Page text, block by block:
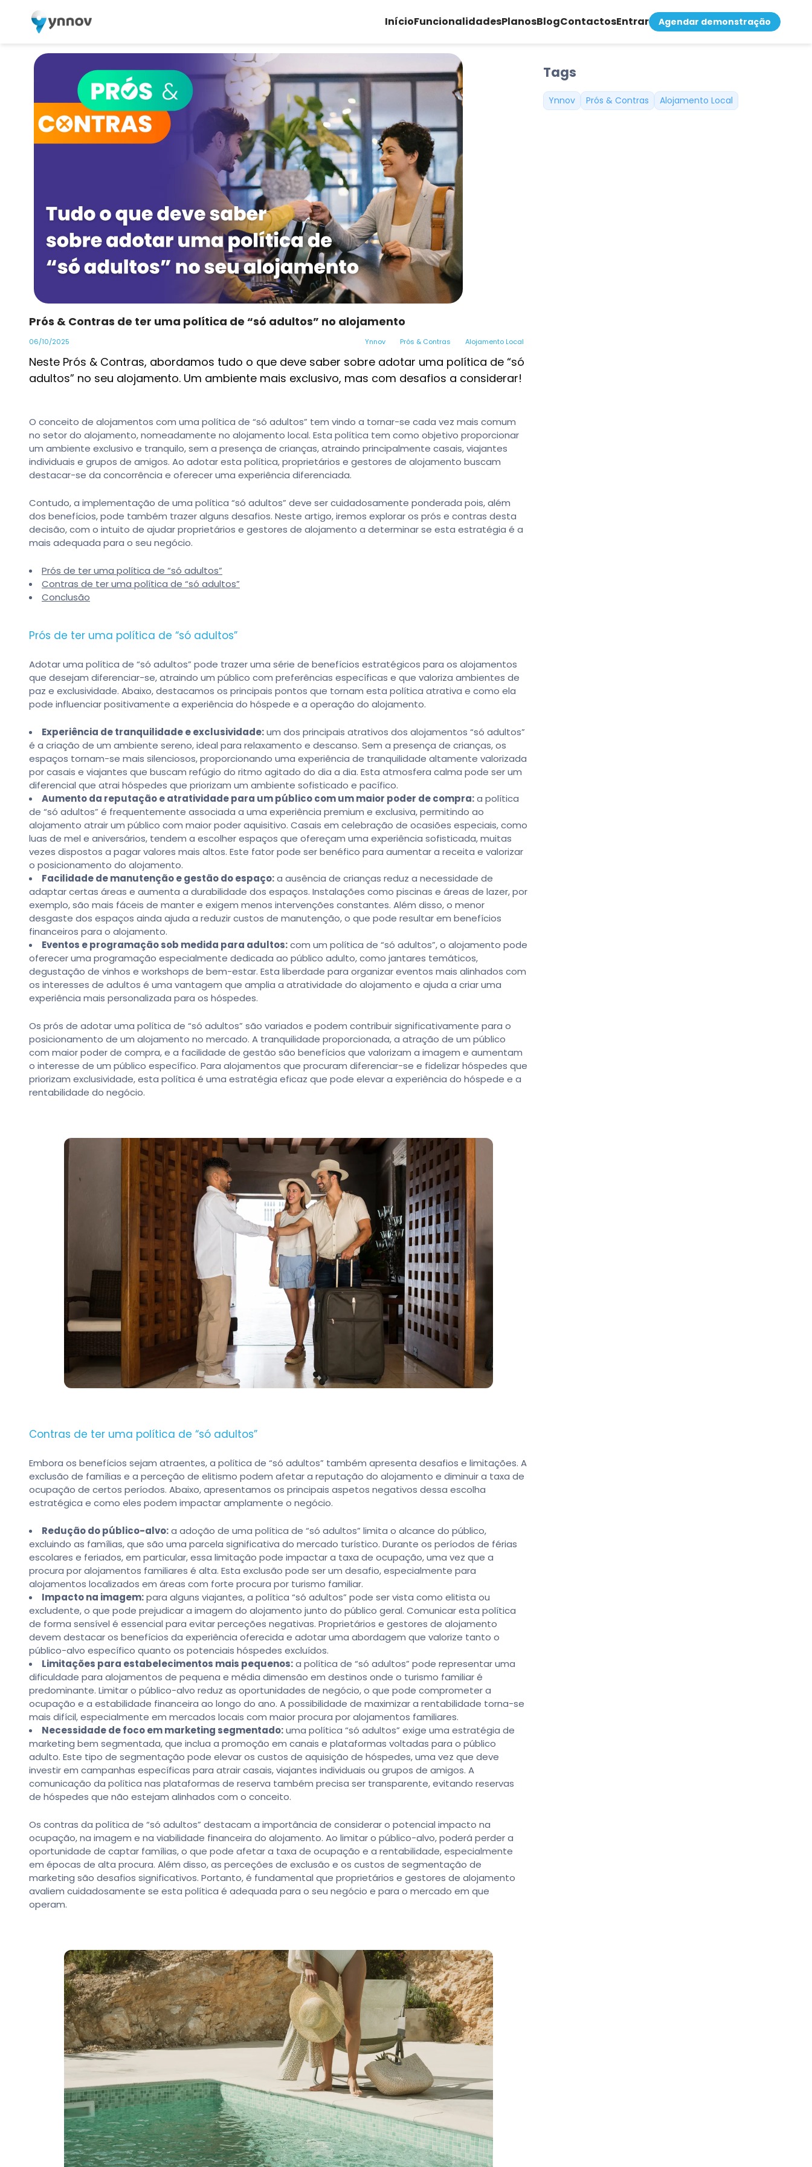
InícioFuncionalidadesPlanosBlogContactosEntrar Agendar demonstração
Prós & Contras de ter uma política de “só adultos” no alojamento
06/10/2025 Ynnov Prós & Contras Alojamento Local
Neste Prós & Contras, abordamos tudo o que deve saber sobre adotar uma política de “só
adultos” no seu alojamento. Um ambiente mais exclusivo, mas com desafios a considerar!
O conceito de alojamentos com uma política de “só adultos” tem vindo a tornar-se cada vez mais comum
no setor do alojamento, nomeadamente no alojamento local. Esta política tem como objetivo proporcionar
um ambiente exclusivo e tranquilo, sem a presença de crianças, atraindo principalmente casais, viajantes
individuais e grupos de amigos. Ao adotar esta política, proprietários e gestores de alojamento buscam
destacar-se da concorrência e oferecer uma experiência diferenciada.
Contudo, a implementação de uma política “só adultos” deve ser cuidadosamente ponderada pois, além
dos benefícios, pode também trazer alguns desafios. Neste artigo, iremos explorar os prós e contras desta
decisão, com o intuito de ajudar proprietários e gestores de alojamento a determinar se esta estratégia é a
mais adequada para o seu negócio.
Prós de ter uma política de “só adultos”
Contras de ter uma política de “só adultos”
Conclusão
Prós de ter uma política de “só adultos”
Adotar uma política de “só adultos” pode trazer uma série de benefícios estratégicos para os alojamentos
que desejam diferenciar-se, atraindo um público com preferências específicas e que valoriza ambientes de
paz e exclusividade. Abaixo, destacamos os principais pontos que tornam esta política atrativa e como ela
pode influenciar positivamente a experiência do hóspede e a operação do alojamento.
Experiência de tranquilidade e exclusividade:um dos principais atrativos dos alojamentos “só adultos”
é a criação de um ambiente sereno, ideal para relaxamento e descanso. Sem a presença de crianças, os
espaços tornam-se mais silenciosos, proporcionando uma experiência de tranquilidade altamente valorizada
por casais e viajantes que buscam refúgio do ritmo agitado do dia a dia. Esta atmosfera calma pode ser um
diferencial que atrai hóspedes que priorizam um ambiente sofisticado e pacífico.
Aumento da reputação e atratividade para um público com um maior poder de compra:a política
de “só adultos” é frequentemente associada a uma experiência premium e exclusiva, permitindo ao
alojamento atrair um público com maior poder aquisitivo. Casais em celebração de ocasiões especiais, como
luas de mel e aniversários, tendem a escolher espaços que ofereçam uma experiência sofisticada, muitas
vezes dispostos a pagar valores mais altos. Este fator pode ser benéfico para aumentar a receita e valorizar
o posicionamento do alojamento.
Facilidade de manutenção e gestão do espaço:a ausência de crianças reduz a necessidade de
adaptar certas áreas e aumenta a durabilidade dos espaços. Instalações como piscinas e áreas de lazer, por
exemplo, são mais fáceis de manter e exigem menos intervenções constantes. Além disso, o menor
desgaste dos espaços ainda ajuda a reduzir custos de manutenção, o que pode resultar em benefícios
financeiros para o alojamento.
Eventos e programação sob medida para adultos:com um política de “só adultos”, o alojamento pode
oferecer uma programação especialmente dedicada ao público adulto, como jantares temáticos,
degustação de vinhos e workshops de bem-estar. Esta liberdade para organizar eventos mais alinhados com
os interesses de adultos é uma vantagem que amplia a atratividade do alojamento e ajuda a criar uma
experiência mais personalizada para os hóspedes.
Os prós de adotar uma política de “só adultos” são variados e podem contribuir significativamente para o
posicionamento de um alojamento no mercado. A tranquilidade proporcionada, a atração de um público
com maior poder de compra, e a facilidade de gestão são benefícios que valorizam a imagem e aumentam
o interesse de um público específico. Para alojamentos que procuram diferenciar-se e fidelizar hóspedes que
priorizam exclusividade, esta política é uma estratégia eficaz que pode elevar a experiência do hóspede e a
rentabilidade do negócio.
Contras de ter uma política de “só adultos”
Embora os benefícios sejam atraentes, a política de “só adultos” também apresenta desafios e limitações. A
exclusão de famílias e a perceção de elitismo podem afetar a reputação do alojamento e diminuir a taxa de
ocupação de certos períodos. Abaixo, apresentamos os principais aspetos negativos dessa escolha
estratégica e como eles podem impactar amplamente o negócio.
Redução do público-alvo:a adoção de uma política de “só adultos” limita o alcance do público,
excluindo as famílias, que são uma parcela significativa do mercado turístico. Durante os períodos de férias
escolares e feriados, em particular, essa limitação pode impactar a taxa de ocupação, uma vez que a
procura por alojamentos familiares é alta. Esta exclusão pode ser um desafio, especialmente para
alojamentos localizados em áreas com forte procura por turismo familiar.
Impacto na imagem:para alguns viajantes, a política “só adultos” pode ser vista como elitista ou
excludente, o que pode prejudicar a imagem do alojamento junto do público geral. Comunicar esta política
de forma sensível é essencial para evitar perceções negativas. Proprietários e gestores de alojamento
devem destacar os benefícios da experiência oferecida e adotar uma abordagem que valorize tanto o
público-alvo específico quanto os potenciais hóspedes excluídos.
Limitações para estabelecimentos mais pequenos:a política de “só adultos” pode representar uma
dificuldade para alojamentos de pequena e média dimensão em destinos onde o turismo familiar é
predominante. Limitar o público-alvo reduz as oportunidades de negócio, o que pode comprometer a
ocupação e a estabilidade financeira ao longo do ano. A possibilidade de maximizar a rentabilidade torna-se
mais difícil, especialmente em mercados locais com maior procura por alojamentos familiares.
Necessidade de foco em marketing segmentado:uma política “só adultos” exige uma estratégia de
marketing bem segmentada, que inclua a promoção em canais e plataformas voltadas para o público
adulto. Este tipo de segmentação pode elevar os custos de aquisição de hóspedes, uma vez que deve
investir em campanhas específicas para atrair casais, viajantes individuais ou grupos de amigos. A
comunicação da política nas plataformas de reserva também precisa ser transparente, evitando reservas
de hóspedes que não estejam alinhados com o conceito.
Os contras da política de “só adultos” destacam a importância de considerar o potencial impacto na
ocupação, na imagem e na viabilidade financeira do alojamento. Ao limitar o público-alvo, poderá perder a
oportunidade de captar famílias, o que pode afetar a taxa de ocupação e a rentabilidade, especialmente
em épocas de alta procura. Além disso, as perceções de exclusão e os custos de segmentação de
marketing são desafios significativos. Portanto, é fundamental que proprietários e gestores de alojamento
avaliem cuidadosamente se esta política é adequada para o seu negócio e para o mercado em que
operam.
Tags
Ynnov Prós & Contras Alojamento Local